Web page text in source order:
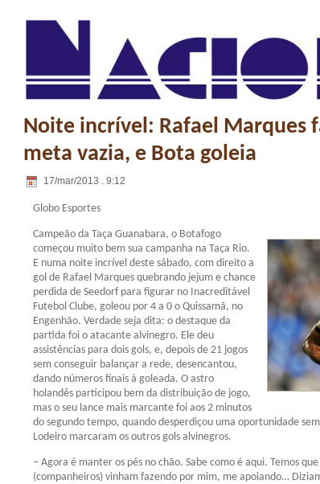
Noite incrível: Rafael Marques
meta vazia, e Bota goleia
17/mar/2013 . 9:12
Globo Esportes
Campeão da Taça Guanabara, o Botafogo
começou muito bem sua campanha na Taça Rio.
E numa noite incrível deste sábado, com direito a
gol de Rafael Marques quebrando jejum e chance
perdida de Seedorf para figurar no Inacreditável
Futebol Clube, goleou por 4 a 0 o Quissamã, no
Engenhão. Verdade seja dita: o destaque da
partida foi o atacante alvinegro. Ele deu
assistências para dois gols, e, depois de 21 jogos
sem conseguir balançar a rede, desencantou,
dando números finais à goleada. O astro
holandês participou bem da distribuição de jogo,
mas o seu lance mais marcante foi aos 2 minutos
do segundo tempo, quando desperdiçou uma oportunidade
Lodeiro marcaram os outros gols alvinegros.
– Agora é manter os pés no chão. Sabe como é aqui. Temos
(companheiros) vinham fazendo por mim, me apoiando…